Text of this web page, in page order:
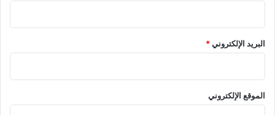
البريد الإلكتروني*
الموقع الإلكتروني